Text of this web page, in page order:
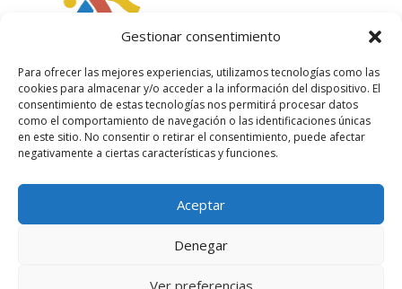
Gestionar consentimiento
Para ofrecer las mejores experiencias, utilizamos tecnologías como las
cookies para almacenar y/o acceder a la información del dispositivo. El
consentimiento de estas tecnologías nos permitirá procesar datos
como el comportamiento de navegación o las identificaciones únicas
en este sitio. No consentir o retirar el consentimiento, puede afectar
negativamente a ciertas características y funciones.
Aceptar
Denegar
Ver preferencias
Política de privacidad
Política de cookies
Aviso legal